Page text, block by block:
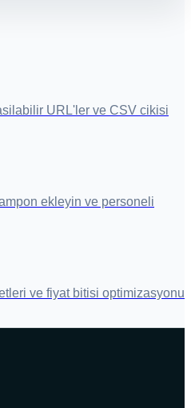
URL'ler ve CSV cikisi
ekleyin ve personeli
ve fiyat bitisi optimizasyonu